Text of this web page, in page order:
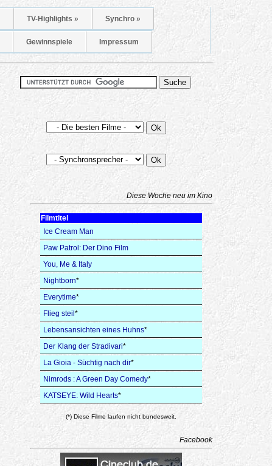
TV-Highlights » Synchro »
Gewinnspiele Impressum
Diese Woche neu im Kino
Filmtitel
Ice Cream Man
Paw Patrol: Der Dino Film
You, Me & Italy
Nightborn*
Everytime*
Flieg steil *
Lebensansichten eines Huhns*
Der Klang der Stradivari*
La Gioia - Süchtig nach dir*
Nimrods : A Green Day Comedy*
KATSEYE: Wild Hearts*
(*) Diese Filme laufen nicht bundesweit.
Facebook